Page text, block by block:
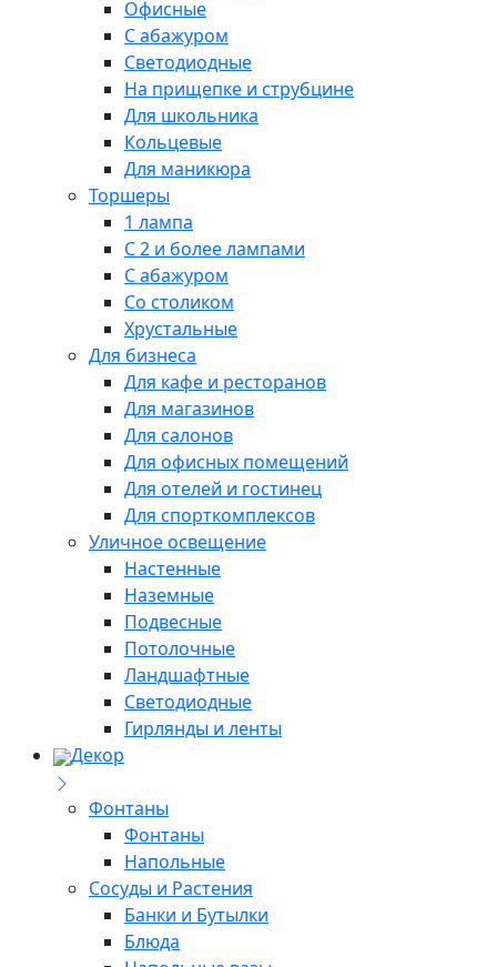
Офисные
С абажуром
Светодиодные
На прищепке и струбцине
Для школьника
Кольцевые
Для маникюра
Торшеры
1 лампа
С 2 и более лампами
С абажуром
Со столиком
Хрустальные
Для бизнеса
Для кафе и ресторанов
Для магазинов
Для салонов
Для офисных помещений
Для отелей и гостинец
Для спорткомплексов
Уличное освещение
Настенные
Наземные
Подвесные
Потолочные
Ландшафтные
Светодиодные
Гирлянды и ленты
Декор
Фонтаны
Фонтаны
Напольные
Сосуды и Растения
Банки и Бутылки
Блюда